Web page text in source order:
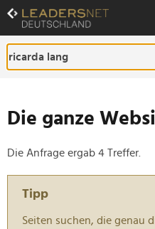
Zum
Inhalt
Zur
Fußzeilen-
Navigation
Die ganze
Die Anfrage ergab 4 Treffer.
Tipp
Seiten suchen, die genau